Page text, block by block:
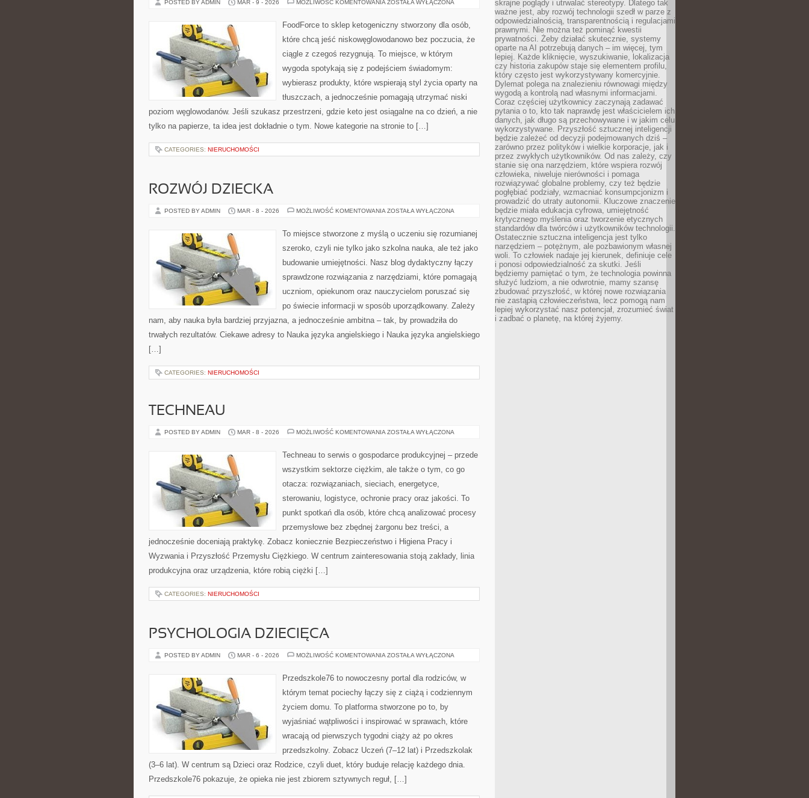
POSTED BY ADMIN MAR - 9 - 2026 MOŻLIWOŚĆ KOMENTOWANIA DIETA
PODSTAWY
ZOSTAŁA WYŁĄCZONA
FoodForce to sklep ketogeniczny stworzony dla osób,
które chcą jeść niskowęglowodanowo bez poczucia, że
ciągle z czegoś rezygnują. To miejsce, w którym
wygoda spotykają się z podejściem świadomym:
wybierasz produkty, które wspierają styl życia oparty na
tłuszczach, a jednocześnie pomagają utrzymać niski
poziom węglowodanów. Jeśli szukasz przestrzeni, gdzie keto jest osiągalne na co dzień, a nie
tylko na papierze, ta idea jest dokładnie o tym. Nowe kategorie na stronie to […]
CATEGORIES: NIERUCHOMOŚCI
ROZWÓJ DZIECKA
POSTED BY ADMIN MAR - 8 - 2026 MOŻLIWOŚĆ KOMENTOWANIA ROZWÓJ
ZOSTAŁA WYŁĄCZONA
To miejsce stworzone z myślą o uczeniu się rozumianej
szeroko, czyli nie tylko jako szkolna nauka, ale też jako
budowanie umiejętności. Nasz blog dydaktyczny łączy
sprawdzone rozwiązania z narzędziami, które pomagają
uczniom, opiekunom oraz nauczycielom poruszać się
po świecie informacji w sposób uporządkowany. Zależy
nam, aby nauka była bardziej przyjazna, a jednocześnie ambitna – tak, by prowadziła do
trwałych rezultatów. Ciekawe adresy to Nauka języka angielskiego i Nauka języka angielskiego
[…]
CATEGORIES: NIERUCHOMOŚCI
TECHNEAU
POSTED BY ADMIN MAR - 8 - 2026 MOŻLIWOŚĆ KOMENTOWANIA TECHNEAU
ZOSTAŁA WYŁĄCZONA
Techneau to serwis o gospodarce produkcyjnej – przede
wszystkim sektorze ciężkim, ale także o tym, co go
otacza: rozwiązaniach, sieciach, energetyce,
sterowaniu, logistyce, ochronie pracy oraz jakości. To
punkt spotkań dla osób, które chcą analizować procesy
przemysłowe bez zbędnej żargonu bez treści, a
jednocześnie doceniają praktykę. Zobacz koniecznie Bezpieczeństwo i Higiena Pracy i
Wyzwania i Przyszłość Przemysłu Ciężkiego. W centrum zainteresowania stoją zakłady, linia
produkcyjna oraz urządzenia, które robią ciężki […]
CATEGORIES: NIERUCHOMOŚCI
PSYCHOLOGIA DZIECIĘCA
POSTED BY ADMIN MAR - 6 - 2026 MOŻLIWOŚĆ KOMENTOWANIA PSYCHOLOGIA
ZOSTAŁA WYŁĄCZONA
Przedszkole76 to nowoczesny portal dla rodziców, w
którym temat pociechy łączy się z ciążą i codziennym
życiem domu. To platforma stworzone po to, by
wyjaśniać wątpliwości i inspirować w sprawach, które
wracają od pierwszych tygodni ciąży aż po okres
przedszkolny. Zobacz Uczeń (7–12 lat) i Przedszkolak
(3–6 lat). W centrum są Dzieci oraz Rodzice, czyli duet, który buduje relację każdego dnia.
Przedszkole76 pokazuje, że opieka nie jest zbiorem sztywnych reguł, […]
skrajne poglądy i utrwalać stereotypy. Dlatego tak
ważne jest, aby rozwój technologii szedł w parze z
odpowiedzialnością, transparentnością i regulacjami
prawnymi. Nie można też pominąć kwestii
prywatności. Żeby działać skutecznie, systemy
oparte na AI potrzebują danych – im więcej, tym
lepiej. Każde kliknięcie, wyszukiwanie, lokalizacja
czy historia zakupów staje się elementem profilu,
który często jest wykorzystywany komercyjnie.
Dylemat polega na znalezieniu równowagi między
wygodą a kontrolą nad własnymi informacjami.
Coraz częściej użytkownicy zaczynają zadawać
pytania o to, kto tak naprawdę jest właścicielem ich
danych, jak długo są przechowywane i w jakim celu
wykorzystywane. Przyszłość sztucznej inteligencji
będzie zależeć od decyzji podejmowanych dziś –
zarówno przez polityków i wielkie korporacje, jak i
przez zwykłych użytkowników. Od nas zależy, czy
stanie się ona narzędziem, które wspiera rozwój
człowieka, niweluje nierówności i pomaga
rozwiązywać globalne problemy, czy też będzie
pogłębiać podziały, wzmacniać konsumpcjonizm i
prowadzić do utraty autonomii. Kluczowe znaczenie
będzie miała edukacja cyfrowa, umiejętność
krytycznego myślenia oraz tworzenie etycznych
standardów dla twórców i użytkowników technologii.
Ostatecznie sztuczna inteligencja jest tylko
narzędziem – potężnym, ale pozbawionym własnej
woli. To człowiek nadaje jej kierunek, definiuje cele
i ponosi odpowiedzialność za skutki. Jeśli
będziemy pamiętać o tym, że technologia powinna
służyć ludziom, a nie odwrotnie, mamy szansę
zbudować przyszłość, w której nowe rozwiązania
nie zastąpią człowieczeństwa, lecz pomogą nam
lepiej wykorzystać nasz potencjał, zrozumieć świat
i zadbać o planetę, na której żyjemy.